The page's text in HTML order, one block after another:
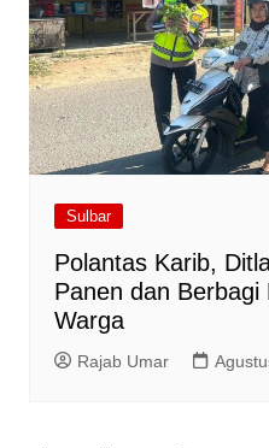
Sulbar
Polantas Karib,
Panen dan
Warga
Rajab Umar